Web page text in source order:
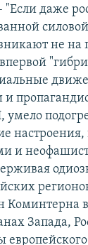
"Если даже
не на
и
умело
настроения,
и
Коминтерна
Запада,